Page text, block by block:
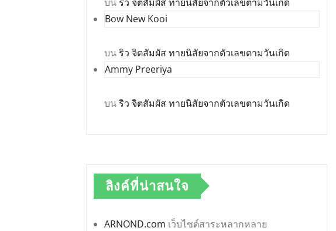
Bow New Kooi
บนริว จิตสัมผัส ทายนิสัยจากตัวเลขตามวันเกิด
Ammy Preeriya
บนริว จิตสัมผัส ทายนิสัยจากตัวเลขตามวันเกิด
ลิงค์ที่น่าสนใจ
ARNOND.com เว็บไซต์สาระหลากหลาย